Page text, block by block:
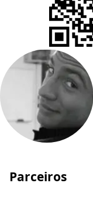
Parceiros